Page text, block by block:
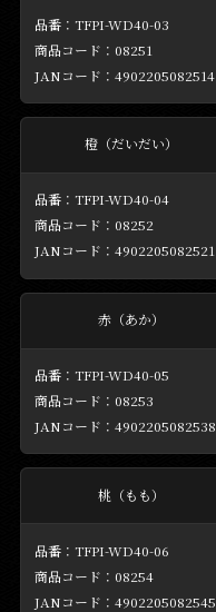
TFPI-WD40-03
08251
4902205082514
橙（だいだい）
TFPI-WD40-04
08252
4902205082521
赤（あか）
TFPI-WD40-05
08253
4902205082538
桃（もも）
TFPI-WD40-06
08254
4902205082545